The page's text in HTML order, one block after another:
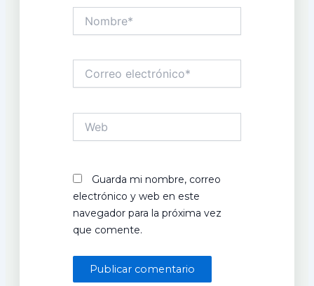
electrónico*
Guarda mi nombre, correo
electrónico y web en este
navegador para la próxima vez
que comente.